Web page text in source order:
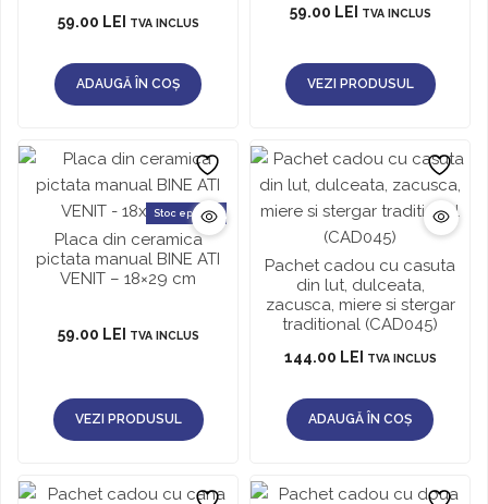
59.00 LEI TVA INCLUS
ADAUGĂ ÎN COȘ
59.00 LEI TVA INCLUS
VEZI PRODUSUL
Stoc epuizat
Placa din ceramica
pictata manual BINE ATI
VENIT – 18×29 cm
59.00 LEI TVA INCLUS
VEZI PRODUSUL
Pachet cadou cu casuta
din lut, dulceata,
zacusca, miere si stergar
traditional (CAD045)
144.00 LEI TVA INCLUS
ADAUGĂ ÎN COȘ